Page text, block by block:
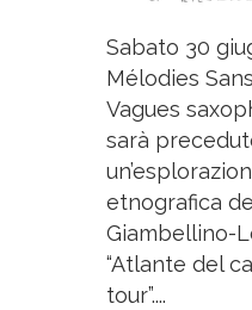
Sabato 30
Mélodies
Vagues
sarà
etnografica
Giambellino-
“Atlante del
tour”....